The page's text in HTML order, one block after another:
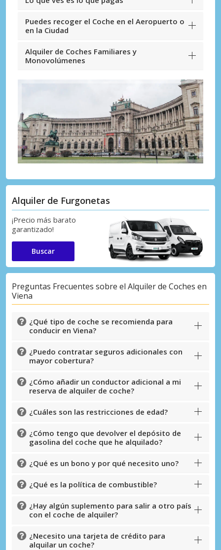
Puedes recoger el Coche en el Aeropuerto o
en la Ciudad
Alquiler de Coches Familiares y
Monovolúmenes
Alquiler de Furgonetas
¡Precio más barato
garantizado!
Buscar
Preguntas Frecuentes sobre el Alquiler de Coches en
Viena
¿Qué tipo de coche se recomienda para
conducir en Viena?
¿Puedo contratar seguros adicionales con
mayor cobertura?
¿Cómo añadir un conductor adicional a mi
reserva de alquiler de coche?
¿Cuáles son las restricciones de edad?
¿Cómo tengo que devolver el depósito de
gasolina del coche que he alquilado?
¿Qué es un bono y por qué necesito uno?
¿Qué es la política de combustible?
¿Hay algún suplemento para salir a otro país
con el coche de alquiler?
¿Necesito una tarjeta de crédito para
alquilar un coche?